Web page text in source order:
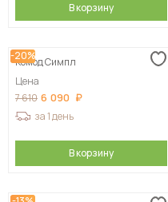
В корзину
-20%
Комод Симпл
Цена
7 610 6 090
за 1 день
В корзину